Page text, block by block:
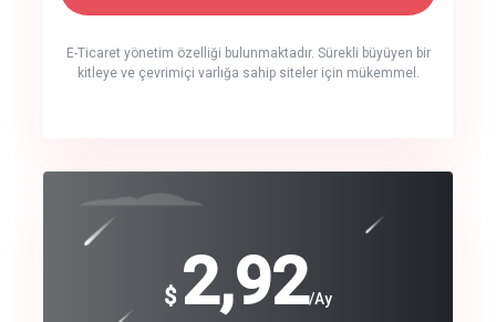
E-Ticaret yönetim özelliği bulunmaktadır. Sürekli büyüyen bir
kitleye ve çevrimiçi varlığa sahip siteler için mükemmel.
crm auto cync
track energy costs
$ 2,92/Ay
$
240